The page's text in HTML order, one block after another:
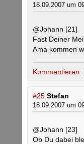
18.09.2007 um
@Johann [21]
Fast Deiner
Ama kommen
Kommentieren
#25 Stefan
18.09.2007 um
@Johann [23]
Ob Du dabei